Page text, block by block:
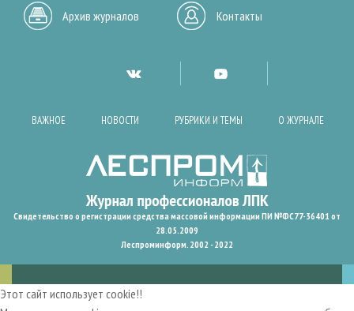
Архив журналов Контакты
ВАЖНОЕ НОВОСТИ РУБРИКИ И ТЕМЫ О ЖУРНАЛЕ
Свидетельство о регистрации средства массовой информации ПИ №ФС77-36401 от
28.05.2009
Леспроминформ. 2002 - 2022
Этот сайт использует cookie!!